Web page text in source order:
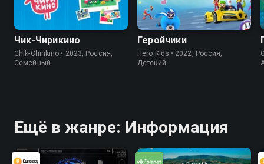
Чик-Чирикино
Chik-Chirikino • 2023, Россия,
Cемейный
Геройчики
Hero Kids • 2022, Россия,
Детский
Ещё в жанре: Информация